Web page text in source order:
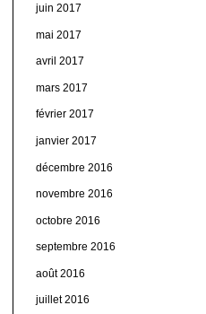
juin 2017
mai 2017
avril 2017
mars 2017
février 2017
janvier 2017
décembre 2016
novembre 2016
octobre 2016
septembre 2016
août 2016
juillet 2016